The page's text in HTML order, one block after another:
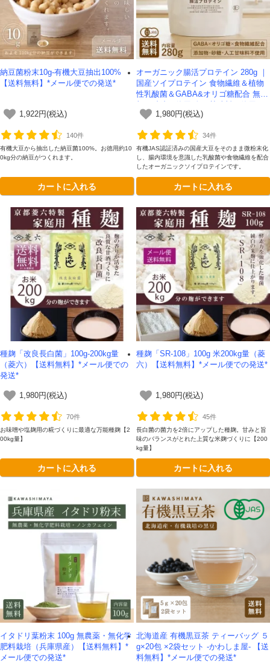
納豆菌粉末10g-有機大豆抽出100%
【送料無料】*メール便での発送*
1,922円(税込)
140件
有機大豆から抽出した納豆菌100%。お徳用約10
0kg分の納豆がつくれます。
カートに入れる
オーガニック腸活プロテイン 280g ｜
国産ソイプロテイン 食物繊維＆植物
性乳酸菌＆GABA&オリゴ糖配合 無添
わしま屋- 【送料無料】*メール便での
1,980円(税込)
34件
有機JAS認証済みの国産大豆をそのまま微粉末化
し、腸内環境を意識した乳酸菌や食物繊維を配合
したオーガニックソイプロテインです。
カートに入れる
種麹「改良長白菌」100g-200kg量
（菱六）【送料無料】*メール便での
発送*
1,980円(税込)
70件
お味噌や塩麹用の糀づくりに最適な万能種麹【2
00kg量】
カートに入れる
種麹「SR-108」100g 米200kg量（菱
六）【送料無料】*メール便での発送*
1,980円(税込)
45件
長白菌の菌力を2倍にアップした種麹。甘みと旨
味のバランスがとれた上質な米麹づくりに【200
kg量】
カートに入れる
イタドリ葉粉末 100g 無農薬・無化学
肥料栽培（兵庫県産）【送料無料】*
メール便での発送*
北海道産 有機黒豆茶 ティーバッグ ５
g×20包 ×2袋セット -かわしま屋- 【送
料無料】*メール便での発送*